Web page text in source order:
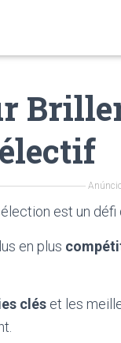
est un défi
en plus
clés et les